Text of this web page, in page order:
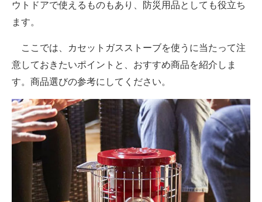
スマホと通信の最新トレンド
進化するPCとデバイスの未来
好きが集まる 比べて選べる
ビジネスと働き方のヒント
AI活用のいまが分かる
企業ITのトレンドを詳説
ウトドアで使えるものもあり、防災用品としても役立ち
ます。
ここでは、カセットガスストーブを使うに当たって注
意しておきたいポイントと、おすすめ商品を紹介しま
す。商品選びの参考にしてください。